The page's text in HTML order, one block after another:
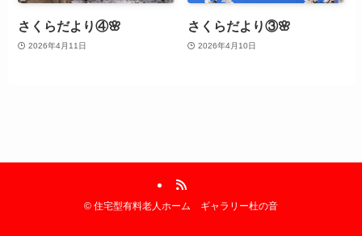
さくらだより④🌸
2026年4月11日
さくらだより③🌸
2026年4月10日
© 住宅型有料老人ホーム ギャラリー杜の音